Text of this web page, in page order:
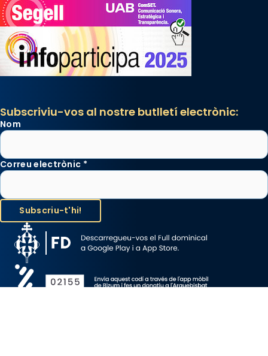
Subscriviu-vos al nostre butlletí electrònic:
Nom
Correu electrònic *